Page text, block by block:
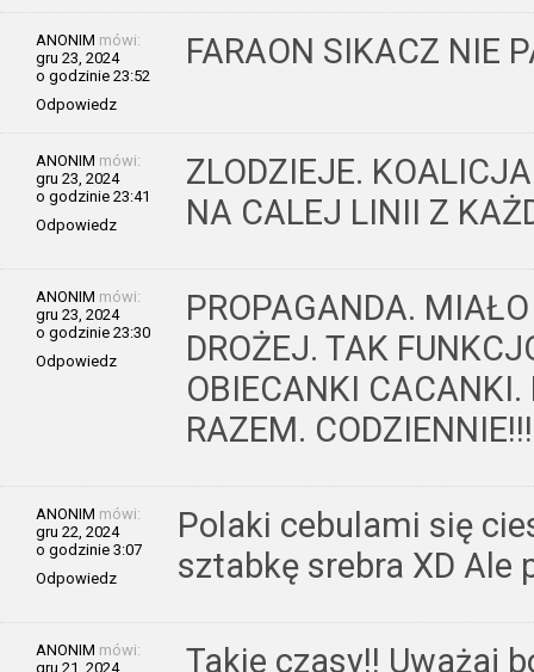
ANONIM mówi:
gru 23, 2024
o godzinie 23:52
Odpowiedz
FARAON SIKACZ NIE
ANONIM mówi:
gru 23, 2024
o godzinie 23:41
Odpowiedz
ZLODZIEJE.
NA CALEJ LINII Z
ANONIM mówi:
gru 23, 2024
o godzinie 23:30
Odpowiedz
PROPAGANDA.
DROŻEJ. TAK
OBIECANKI
RAZEM. CODZIENNIE!!!
ANONIM mówi:
gru 22, 2024
o godzinie 3:07
Odpowiedz
Polaki cebulami się
sztabkę srebra XD
ANONIM mówi:
gru 21, 2024
Takie czasy!! Uważaj